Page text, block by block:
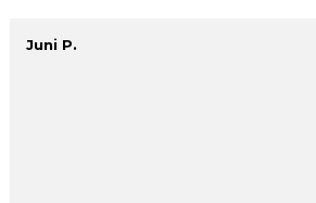
Juni P.